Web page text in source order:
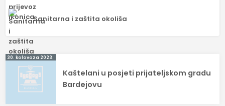
Sanitarna i zaštita okoliša
Navigacija
objava
30. kolovoza 2023.
Kaštelani u posjeti prijateljskom gradu
Bardejovu